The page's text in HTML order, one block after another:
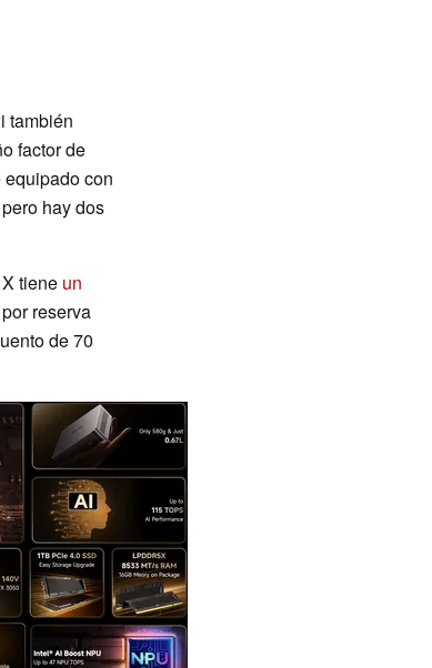
también
factor de
con
hay dos
tiene un
reserva
de 70